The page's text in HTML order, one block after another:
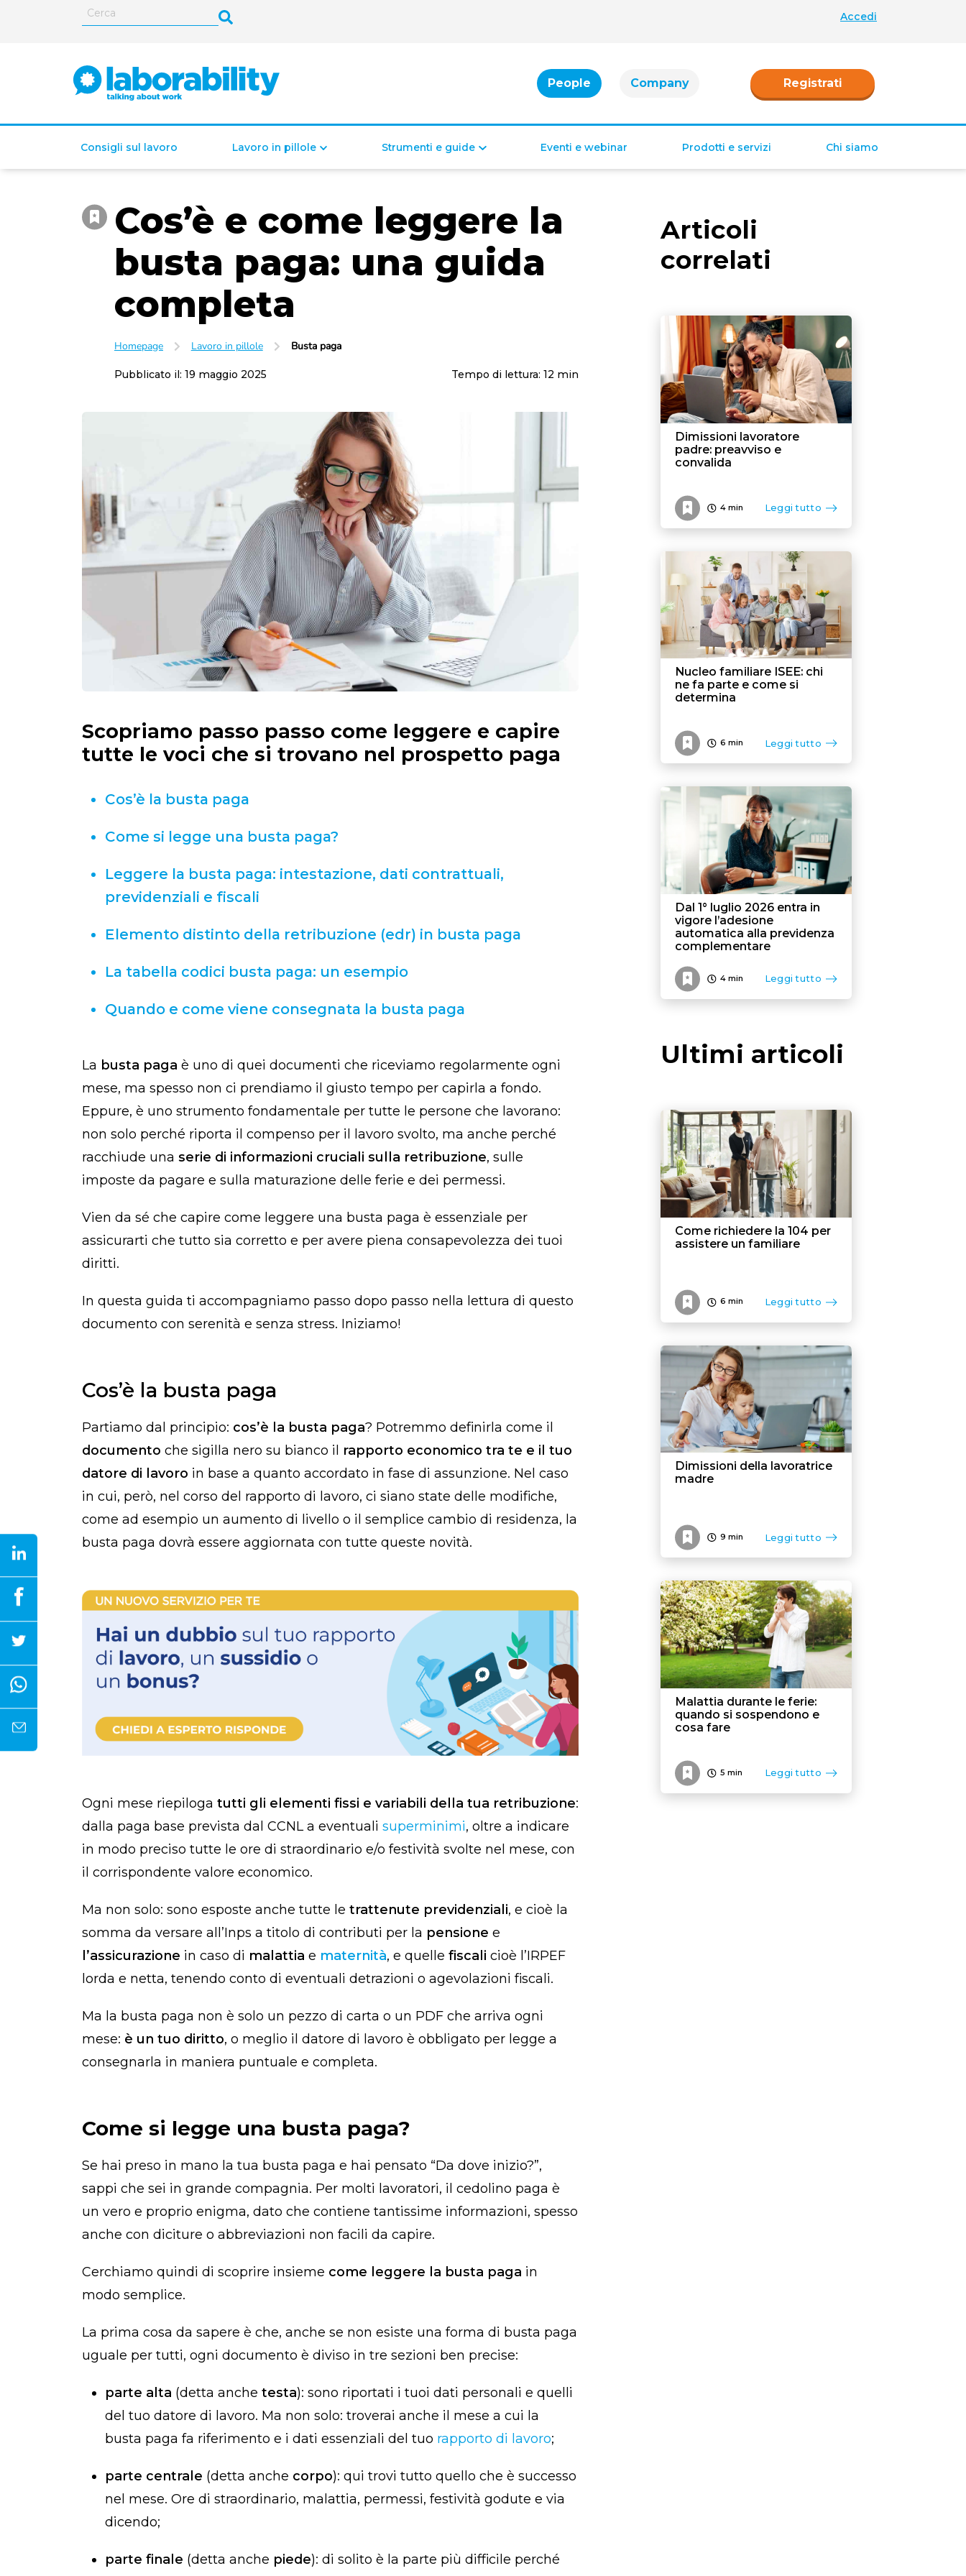
Accedi
People Company Registrati
Consigli sul lavoro Lavoro in pillole
ISEE (Indicatore della
Situazione Economica
Equivalente)
Indennità di disoccupazione
Bonus per la casa
Bonus per il lavoro
Tredicesima e
TFR
Lavoro autonomo
Orario di lavoro
Luogo di lavoro
Malattia
Fringe benefit
Flexible benefit
Strumenti e guide Eventi e webinar Prodotti e servizi Chi siamo
Cos’è e come leggere la
busta paga: una guida
completa
Homepage Lavoro in pillole Busta paga
Pubblicato il: 19 maggio 2025 Tempo di lettura: 12 min
Scopriamo passo passo come leggere e capire
tutte le voci che si trovano nel prospetto paga
Cos’è la busta paga
Come si legge una busta paga?
Leggere la busta paga: intestazione, dati contrattuali,
previdenziali e fiscali
Elemento distinto della retribuzione (edr) in busta paga
La tabella codici busta paga: un esempio
Quando e come viene consegnata la busta paga
La busta paga è uno di quei documenti che riceviamo regolarmente ogni
mese, ma spesso non ci prendiamo il giusto tempo per capirla a fondo.
Eppure, è uno strumento fondamentale per tutte le persone che lavorano:
non solo perché riporta il compenso per il lavoro svolto, ma anche perché
racchiude una serie di informazioni cruciali sulla retribuzione, sulle
imposte da pagare e sulla maturazione delle ferie e dei permessi.
Vien da sé che capire come leggere una busta paga è essenziale per
assicurarti che tutto sia corretto e per avere piena consapevolezza dei tuoi
diritti.
In questa guida ti accompagniamo passo dopo passo nella lettura di questo
documento con serenità e senza stress. Iniziamo!
Cos’è la busta paga
Partiamo dal principio: cos’è la busta paga? Potremmo definirla come il
documento che sigilla nero su bianco il rapporto economico tra te e il tuo
datore di lavoro in base a quanto accordato in fase di assunzione. Nel caso
in cui, però, nel corso del rapporto di lavoro, ci siano state delle modifiche,
come ad esempio un aumento di livello o il semplice cambio di residenza, la
busta paga dovrà essere aggiornata con tutte queste novità.
Ogni mese riepiloga tutti gli elementi fissi e variabili della tua retribuzione:
dalla paga base prevista dal CCNL a eventuali superminimi, oltre a indicare
in modo preciso tutte le ore di straordinario e/o festività svolte nel mese, con
il corrispondente valore economico.
Ma non solo: sono esposte anche tutte le trattenute previdenziali, e cioè la
somma da versare all’Inps a titolo di contributi per la pensione e
l’assicurazione in caso di malattia e maternità, e quelle fiscali cioè l’IRPEF
lorda e netta, tenendo conto di eventuali detrazioni o agevolazioni fiscali.
Ma la busta paga non è solo un pezzo di carta o un PDF che arriva ogni
mese: è un tuo diritto, o meglio il datore di lavoro è obbligato per legge a
consegnarla in maniera puntuale e completa.
Come si legge una busta paga?
Se hai preso in mano la tua busta paga e hai pensato “Da dove inizio?”,
sappi che sei in grande compagnia. Per molti lavoratori, il cedolino paga è
un vero e proprio enigma, dato che contiene tantissime informazioni, spesso
anche con diciture o abbreviazioni non facili da capire.
Cerchiamo quindi di scoprire insieme come leggere la busta paga in
modo semplice.
La prima cosa da sapere è che, anche se non esiste una forma di busta paga
uguale per tutti, ogni documento è diviso in tre sezioni ben precise:
parte alta (detta anche testa): sono riportati i tuoi dati personali e quelli
del tuo datore di lavoro. Ma non solo: troverai anche il mese a cui la
busta paga fa riferimento e i dati essenziali del tuo rapporto di lavoro;
parte centrale (detta anche corpo): qui trovi tutto quello che è successo
nel mese. Ore di straordinario, malattia, permessi, festività godute e via
dicendo;
parte finale (detta anche piede): di solito è la parte più difficile perché
Articoli
correlati
Dimissioni lavoratore
padre: preavviso e
convalida
4 min Leggi tutto
Nucleo familiare ISEE: chi
ne fa parte e come si
determina
6 min Leggi tutto
Dal 1° luglio 2026 entra in
vigore l’adesione
automatica alla previdenza
complementare
4 min Leggi tutto
Ultimi articoli
Come richiedere la 104 per
assistere un familiare
6 min Leggi tutto
Dimissioni della lavoratrice
madre
9 min Leggi tutto
Malattia durante le ferie:
quando si sospendono e
cosa fare
5 min Leggi tutto